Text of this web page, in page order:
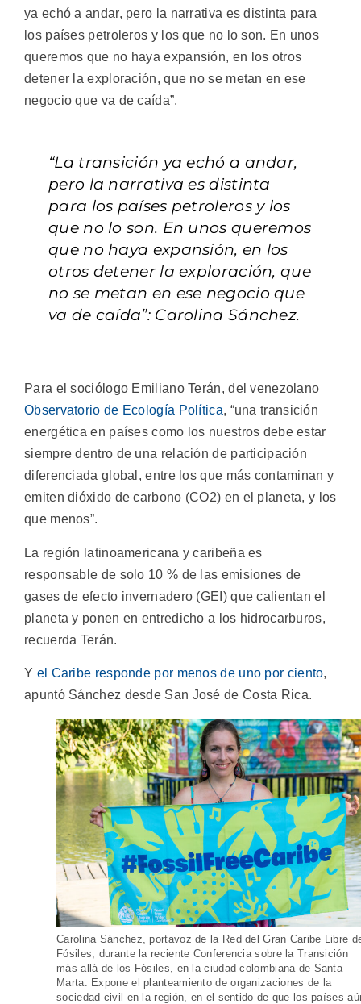
ya echó a andar, pero la narrativa es distinta para
los países petroleros y los que no lo son. En unos
queremos que no haya expansión, en los otros
detener la exploración, que no se metan en ese
negocio que va de caída”.
“La transición ya echó a andar,
pero la narrativa es distinta
para los países petroleros y los
que no lo son. En unos queremos
que no haya expansión, en los
otros detener la exploración, que
no se metan en ese negocio que
va de caída”: Carolina Sánchez.
Para el sociólogo Emiliano Terán, del venezolano
Observatorio de Ecología Política, “una transición
energética en países como los nuestros debe estar
siempre dentro de una relación de participación
diferenciada global, entre los que más contaminan y
emiten dióxido de carbono (CO2) en el planeta, y los
que menos”.
La región latinoamericana y caribeña es
responsable de solo 10 % de las emisiones de
gases de efecto invernadero (GEI) que calientan el
planeta y ponen en entredicho a los hidrocarburos,
recuerda Terán.
Y el Caribe responde por menos de uno por ciento,
apuntó Sánchez desde San José de Costa Rica.
Carolina Sánchez, portavoz de la Red del Gran Caribe Libre
Fósiles, durante la reciente Conferencia sobre la Transición
más allá de los Fósiles, en la ciudad colombiana de Santa
Marta. Expone el planteamiento de organizaciones de la
sociedad civil en la región, en el sentido de que los países